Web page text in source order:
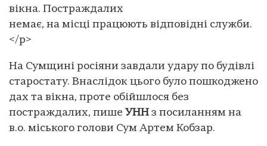
вікна. Постраждалих
немає, на місці працюють відповідні служби.
</p>
На Сумщині росіяни завдали удару по будівлі
старостату. Внаслідок цього було пошкоджено
дах та вікна, проте обійшлося без
постраждалих, пише УНН з посиланням на
в.о. міського голови Сум Артем Кобзар.